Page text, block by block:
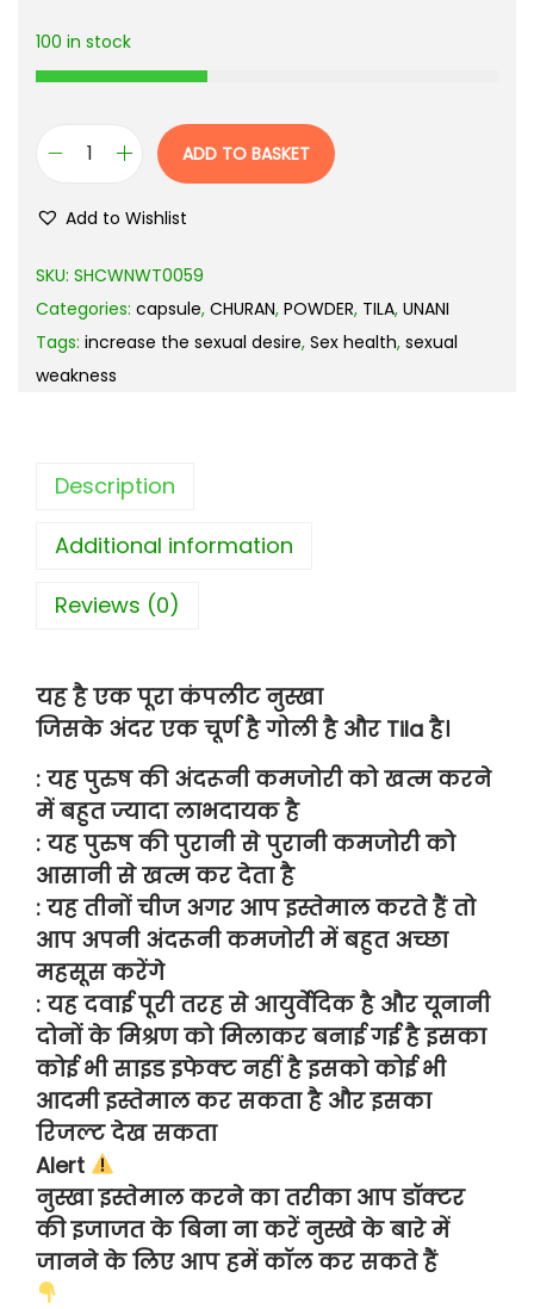
100 in stock
ADD TO BASKET
Add to Wishlist
SKU: SHCWNWT0059
Categories: capsule, CHURAN, POWDER, TILA, UNANI
Tags: increase the sexual desire, Sex health, sexual
weakness
Description
Additional information
Reviews (0)
यह है एक पूरा कंपलीट नुस्खा
जिसके अंदर एक चूर्ण है गोली है और Tila है।
: यह पुरुष की अंदरूनी कमजोरी को खत्म करने
में बहुत ज्यादा लाभदायक है
: यह पुरुष की पुरानी से पुरानी कमजोरी को
आसानी से खत्म कर देता है
: यह तीनों चीज अगर आप इस्तेमाल करते हैं तो
आप अपनी अंदरूनी कमजोरी में बहुत अच्छा
महसूस करेंगे
: यह दवाई पूरी तरह से आयुर्वेदिक है और यूनानी
दोनों के मिश्रण को मिलाकर बनाई गई है इसका
कोई भी साइड इफेक्ट नहीं है इसको कोई भी
आदमी इस्तेमाल कर सकता है और इसका
रिजल्ट देख सकता
Alert
नुस्खा इस्तेमाल करने का तरीका आप डॉक्टर
की इजाजत के बिना ना करें नुस्खे के बारे में
जानने के लिए आप हमें कॉल कर सकते हैं